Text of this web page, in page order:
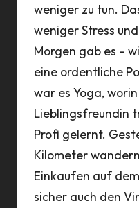
weniger zu tun.
weniger Stress
Morgen gab es –
eine ordentliche
war es Yoga,
Lieblingsfreundin
Profi gelernt.
Kilometer
Einkaufen auf
sicher auch den